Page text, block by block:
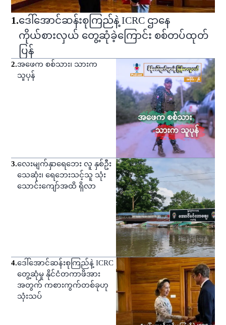
1.ဒေါ်အောင်ဆန်းစုကြည်နဲ့ ICRC ဌာနေ
ကိုယ်စားလှယ် တွေ့ဆုံခဲ့ကြောင်း စစ်တပ်ထုတ်
ပြန်
2.အဖေက စစ်သား၊ သားက
သူပုန်
3.လေးမျက်နှာရေဘေး လူ နှစ်ဦး
သေဆုံး၊ ရေဘေးသင့်သူ သုံး
သောင်းကျော်အထိ ရှိလာ
4.ဒေါ်အောင်ဆန်းစုကြည်နဲ့ ICRC
တွေ့ဆုံမှု နိုင်ငံတကာဖိအား
အတွက် ကစားကွက်တစ်ခုဟု
သုံးသပ်